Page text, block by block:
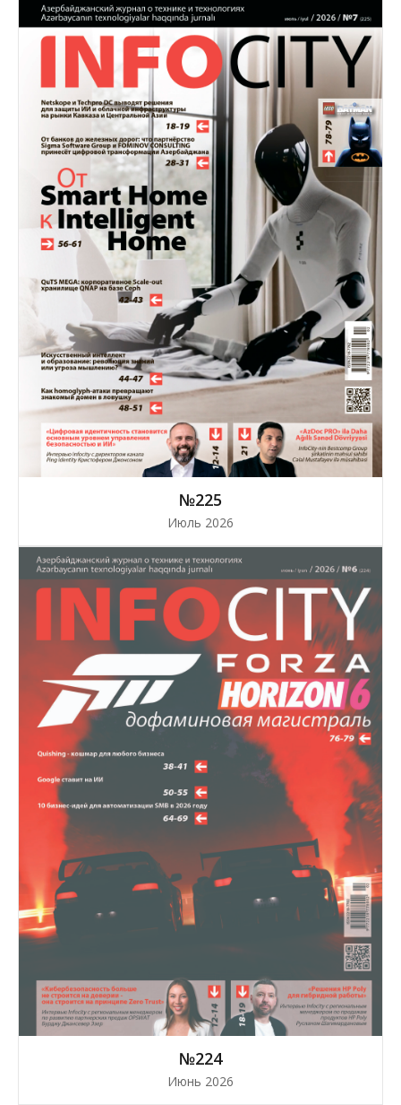
№225
Июль 2026
№224
Июнь 2026